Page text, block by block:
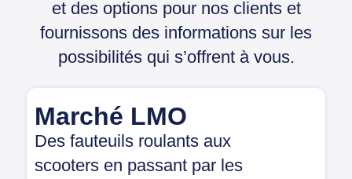
et des options pour nos clients et
fournissons des informations sur les
possibilités qui s’offrent à vous.
Marché LMO
Des fauteuils roulants aux
scooters en passant par les